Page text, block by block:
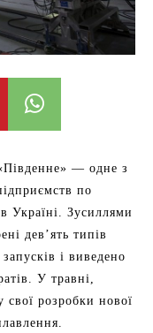
— одне з
по
Україні. Зусиллями
дев’ять типів
і виведено
У травні,
свої розробки нової